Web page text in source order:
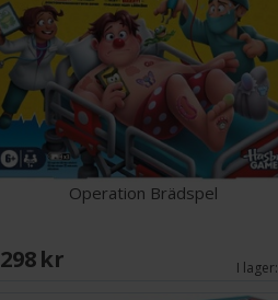
Operation Brädspel
298 SEK I lager: